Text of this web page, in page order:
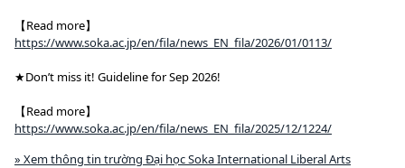
【Read more】
https://www.soka.ac.jp/en/fila/news_EN_fila/2026/01/0113/
★Don’t miss it! Guideline for Sep 2026!
【Read more】
https://www.soka.ac.jp/en/fila/news_EN_fila/2025/12/1224/
» Xem thông tin trường Đại học Soka International Liberal Arts